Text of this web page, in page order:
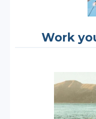
Work